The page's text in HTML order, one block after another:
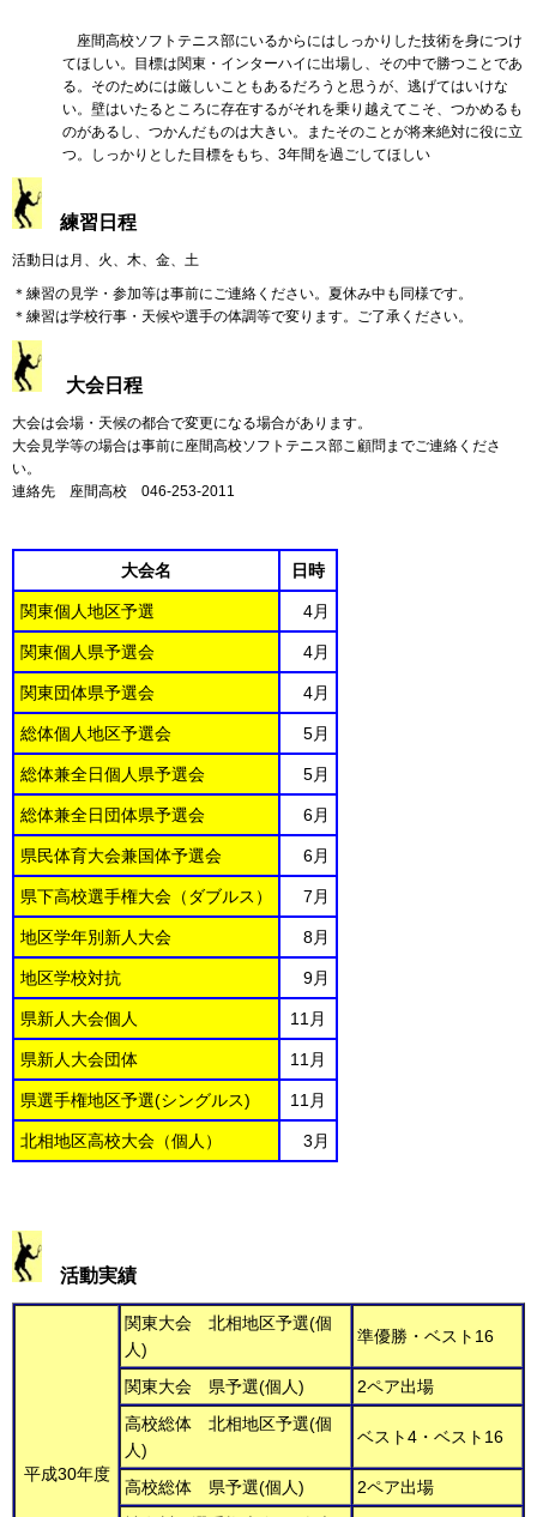
座間高校ソフトテニス部にいるからにはしっかりした技術を身につけ
てほしい。目標は関東・インターハイに出場し、その中で勝つことであ
る。そのためには厳しいこともあるだろうと思うが、逃げてはいけな
い。壁はいたるところに存在するがそれを乗り越えてこそ、つかめるも
のがあるし、つかんだものは大きい。またそのことが将来絶対に役に立
つ。しっかりとした目標をもち、3年間を過ごしてほしい
練習日程
活動日は月、火、木、金、土
＊練習の見学・参加等は事前にご連絡ください。夏休み中も同様です。
＊練習は学校行事・天候や選手の体調等で変ります。ご了承ください。
大会日程
大会は会場・天候の都合で変更になる場合があります。
大会見学等の場合は事前に座間高校ソフトテニス部こ顧問までご連絡くださ
い。
連絡先 座間高校 046-253-2011
大会名 日時
関東個人地区予選 4月
関東個人県予選会 4月
関東団体県予選会 4月
総体個人地区予選会 5月
総体兼全日個人県予選会 5月
総体兼全日団体県予選会 6月
県民体育大会兼国体予選会 6月
県下高校選手権大会（ダブルス） 7月
地区学年別新人大会 8月
地区学校対抗 9月
県新人大会個人 11月
県新人大会団体 11月
県選手権地区予選(シングルス) 11月
北相地区高校大会（個人） 3月
活動実績
平成30年度
関東大会 北相地区予選(個
人)
準優勝・ベスト16
関東大会 県予選(個人)
2ペア出場
高校総体 北相地区予選(個
人)
ベスト4・ベスト16
高校総体 県予選(個人)
2ペア出場